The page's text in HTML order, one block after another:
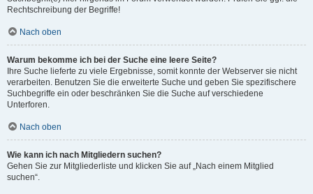
Rechtschreibung der Begriffe!
Nach oben
Warum bekomme ich bei der Suche eine leere Seite?
Ihre Suche lieferte zu viele Ergebnisse, somit konnte der Webserver sie nicht
verarbeiten. Benutzen Sie die erweiterte Suche und geben Sie spezifischere
Suchbegriffe ein oder beschränken Sie die Suche auf verschiedene
Unterforen.
Nach oben
Wie kann ich nach Mitgliedern suchen?
Gehen Sie zur Mitgliederliste und klicken Sie auf „Nach einem Mitglied
suchen“.